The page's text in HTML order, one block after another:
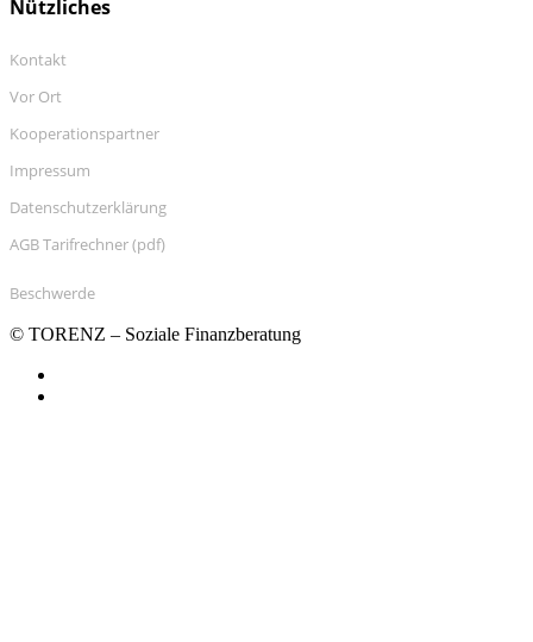
Nützliches
Kontakt
Vor Ort
Kooperationspartner
Impressum
Datenschutzerklärung
AGB Tarifrechner (pdf)
Beschwerde
© TORENZ – Soziale Finanzberatung